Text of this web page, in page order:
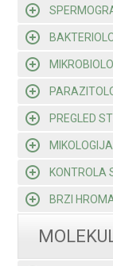
PREGLED
MIKOLOGIJA
KONTROLA
BRZI